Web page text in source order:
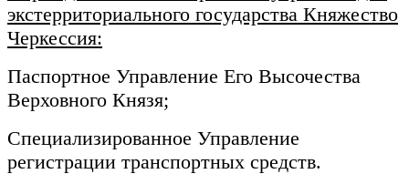
экстерриториального государства Княжество
Черкессия:
Паспортное Управление Его Высочества
Верховного Князя;
Специализированное Управление
регистрации транспортных средств.